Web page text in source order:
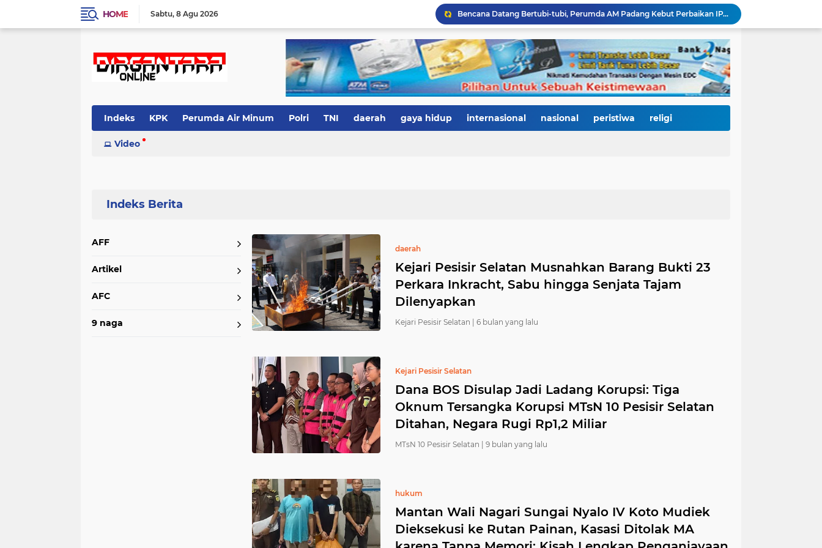
HOME Sabtu 8 Agu 2026
Bencana Datang Bertubi-tubi, Perumda AM Padang Kebut Perbaikan IPA Gunung Pangilun, Ditarget Tuntas Akhir Agustus
Mata Jeli HJK 357: Warga Padang Diajak Jadi Pengawas Kebersihan, Kemeriahan HJK Harus Tetap Rancak dan Bersih
Padang Gastronomy Market Hari Kedua: Surga Kuliner Tradisional di Kota Tua, UMKM Lokal Banjir Apresiasi
Gowes Siti Nurbaya Jadi Magnet Pesepeda Luar Daerah, HJK ke-357 Padang Makin Meriah
Tanam Pohon di Tepian Batang Arau, Padang dan Hildesheim Teguhkan Persahabatan Menuju Kota Global
Pasca Banjir, PUPR Padang Bergerak Cepat: Tanggul Lapau Munggu Diperbaiki, Sungkai dan SMPN 41 Dibersihkan
Dugaan Kekerasan PJU Polda Sumbar terhadap Sopir Disorot, Miko Kamal: Jangan Ada Kekebalan Hukum bagi Aparat
Indeks KPK Perumda Air Minum Polri TNI daerah gaya hidup internasional nasional peristiwa religi
Video
AFF
Artikel
AFC
9 naga
daerah
Kejari Pesisir Selatan Musnahkan Barang Bukti 23
Perkara Inkracht, Sabu hingga Senjata Tajam
Dilenyapkan
Kejari Pesisir Selatan | 6 bulan yang lalu
Kejari Pesisir Selatan
Dana BOS Disulap Jadi Ladang Korupsi: Tiga
Oknum Tersangka Korupsi MTsN 10 Pesisir Selatan
Ditahan, Negara Rugi Rp1,2 Miliar
MTsN 10 Pesisir Selatan | 9 bulan yang lalu
hukum
Mantan Wali Nagari Sungai Nyalo IV Koto Mudiek
Dieksekusi ke Rutan Painan, Kasasi Ditolak MA